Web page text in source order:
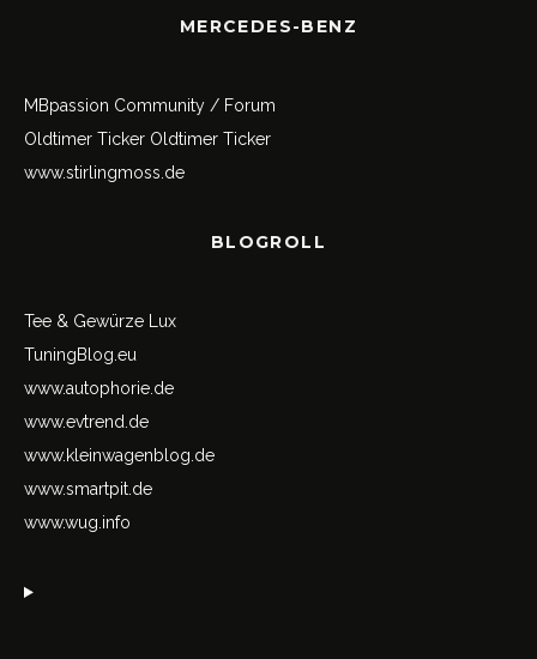
MERCEDES-BENZ
MBpassion Community / Forum
Oldtimer Ticker Oldtimer Ticker
www.stirlingmoss.de
BLOGROLL
Tee & Gewürze Lux
TuningBlog.eu
www.autophorie.de
www.evtrend.de
www.kleinwagenblog.de
www.smartpit.de
www.wug.info